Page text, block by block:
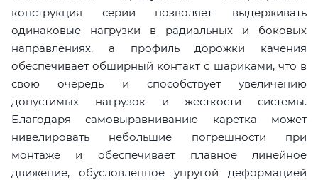
конструкция серии позволяет выдерживать
одинаковые нагрузки в радиальных и боковых
направлениях, а профиль дорожки качения
обеспечивает обширный контакт с шариками, что в
свою очередь и способствует увеличению
допустимых нагрузок и жесткости системы.
Благодаря самовыравниванию каретка может
нивелировать небольшие погрешности при
монтаже и обеспечивает плавное линейное
движение, обусловленное упругой деформацией